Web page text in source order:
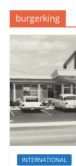
burgerking
INTERNATIONAL